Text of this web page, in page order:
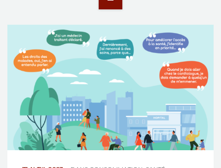
ACTUALITÉS
JURIDIQUE
LA CCA-GE
NOS ACTIONS
CONTACT